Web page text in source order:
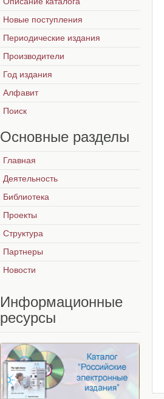
Новые поступления
Периодические издания
Производители
Год издания
Алфавит
Поиск
Основные разделы
Главная
Деятельность
Библиотека
Проекты
Структура
Партнеры
Новости
Информационные
ресурсы